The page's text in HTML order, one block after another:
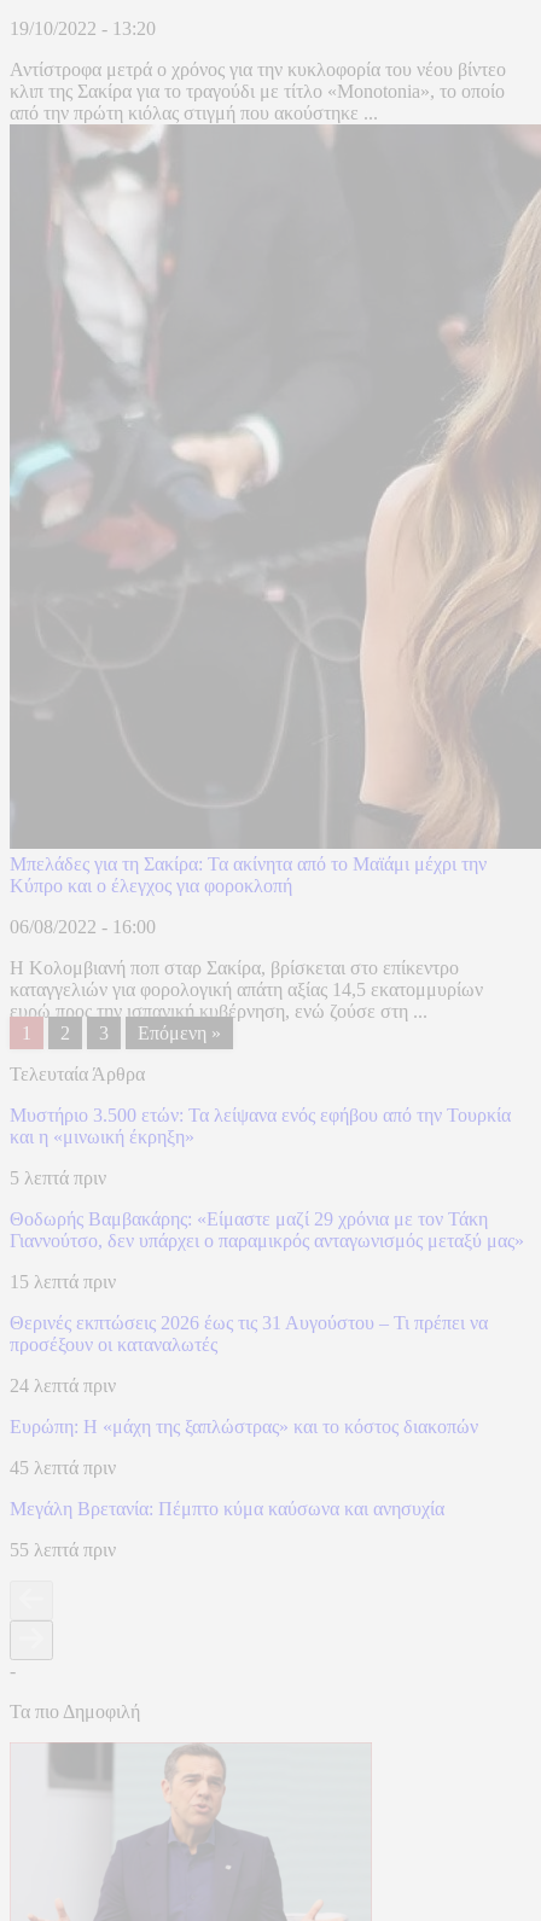
19/10/2022 - 13:20
Αντίστροφα μετρά ο χρόνος για την κυκλοφορία του νέου βίντεο
κλιπ της Σακίρα για το τραγούδι με τίτλο «Monotonia», το οποίο
από την πρώτη κιόλας στιγμή που ακούστηκε ...
Μπελάδες για τη Σακίρα: Τα ακίνητα από το Μαϊάμι μέχρι την
Κύπρο και ο έλεγχος για φοροκλοπή
06/08/2022 - 16:00
Η Κολομβιανή ποπ σταρ Σακίρα, βρίσκεται στο επίκεντρο
καταγγελιών για φορολογική απάτη αξίας 14,5 εκατομμυρίων
ευρώ προς την ισπανική κυβέρνηση, ενώ ζούσε στη ...
1
2 3
Επόμενη »
Τελευταία Άρθρα
Μυστήριο 3.500 ετών: Τα λείψανα ενός εφήβου από την Τουρκία
και η «μινωική έκρηξη»
5 λεπτά πριν
Θοδωρής Βαμβακάρης: «Είμαστε μαζί 29 χρόνια με τον Τάκη
Γιαννούτσο, δεν υπάρχει ο παραμικρός ανταγωνισμός μεταξύ μας»
15 λεπτά πριν
Θερινές εκπτώσεις 2026 έως τις 31 Αυγούστου – Τι πρέπει να
προσέξουν οι καταναλωτές
24 λεπτά πριν
Ευρώπη: H «μάχη της ξαπλώστρας» και το κόστος διακοπών
45 λεπτά πριν
Μεγάλη Βρετανία: Πέμπτο κύμα καύσωνα και ανησυχία
55 λεπτά πριν
-
Τα πιο Δημοφιλή